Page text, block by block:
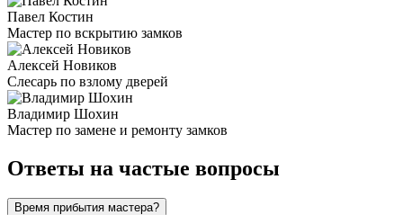
Павел Костин
Мастер по вскрытию замков
Алексей Новиков
Слесарь по взлому дверей
Владимир Шохин
Мастер по замене и ремонту замков
Ответы на частые вопросы
Время прибытия мастера?